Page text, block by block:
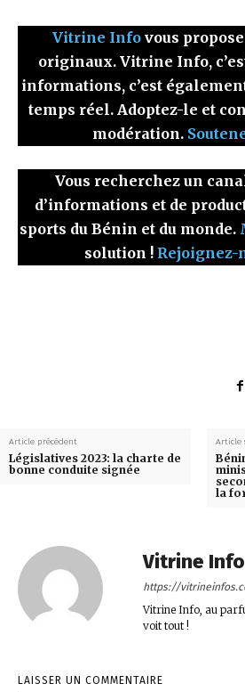
Vitrine Infovous
originaux. Vitrine Info,
informations, c’est
temps réel. Adoptez-le et
modération.
Vous recherchez un
d’informations et de
sports du Bénin et du monde.
solution ! Rejoignez-
Article précédent
Législatives 2023: la charte de
bonne conduite signée
Article
la
Vitrine Info
https://
Vitrine Info, au
voit tout !
LAISSER UN COMMENTAIRE